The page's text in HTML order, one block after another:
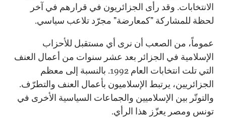
الانتخابات. وقد رأى الجزائريون في قرارهم في آخر
لحظة للمشاركة "كمعارضة" مجرّد تلاعب سياسي.
عموماً، من الصعب أن نرى أي مستقبل للأحزاب
الإسلامية في الجزائر بعد عشر سنوات من أعمال العنف
التي تلت انتخابات العام 1992. بالنسبة إلى معظم
الجزائريين، يرتبط الإسلاميون بأعمال العنف والتطرّف.
والتوتّر بين الإسلاميين والجماعات السياسية الأخرى في
تونس ومصر يعزّز هذا الرأي.